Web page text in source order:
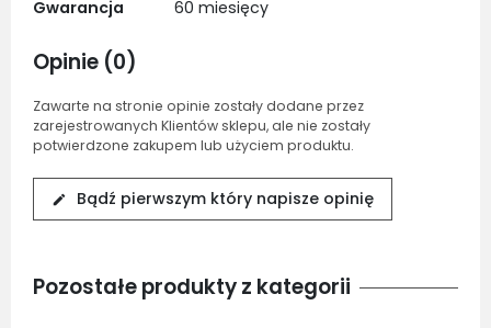
Gwarancja
60 miesięcy
Opinie (0)
Zawarte na stronie opinie zostały dodane przez
zarejestrowanych Klientów sklepu, ale nie zostały
potwierdzone zakupem lub użyciem produktu.
edit Bądź pierwszym który napisze opinię
Pozostałe produkty z kategorii